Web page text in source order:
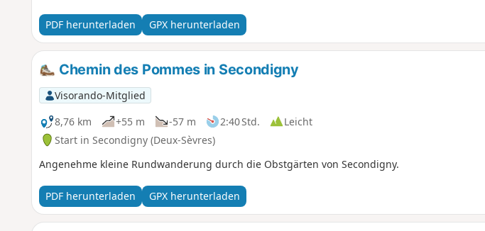
PDF herunterladen GPX herunterladen
Chemin des Pommes in Secondigny
Visorando-Mitglied
8,76 km
+55 m -57 m 2:40 Std.
Leicht
Start in Secondigny (Deux-Sèvres)
Angenehme kleine Rundwanderung durch die Obstgärten von Secondigny.
PDF herunterladen GPX herunterladen